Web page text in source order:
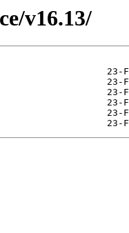
v16.13/